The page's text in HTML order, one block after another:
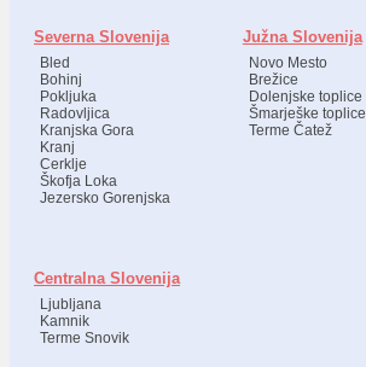
Severna Slovenija
Bled
Bohinj
Pokljuka
Radovljica
Kranjska Gora
Kranj
Cerklje
Škofja Loka
Jezersko Gorenjska
Južna Slovenija
Novo Mesto
Brežice
Dolenjske toplice
Šmarješke toplice
Terme Čatež
Centralna Slovenija
Ljubljana
Kamnik
Terme Snovik